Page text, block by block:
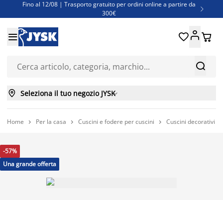
Fino al 12/08 | Trasporto gratuito per ordini online a partire da
300€

Super offerte d'estate | Oltre 1.500 articoli fino al 70%
Finanziamenti - Scegli il piano di rimborso più adatto a te


 
 Seleziona il tuo negozio JYSK
Home  Per la casa  Cuscini e fodere per cuscini  Cuscini decorativi
-57%
Una grande offerta